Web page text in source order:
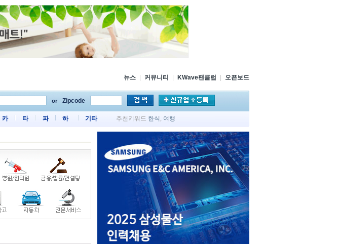
뉴스 커뮤니티 KWave팬클럽 오픈보드
or Zipcode
카 타 파 하 기타 추천키워드 한식 , 여행